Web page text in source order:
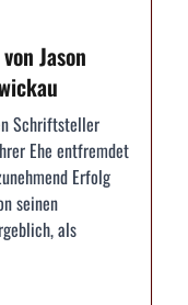
Jason
Schriftsteller
Ehe entfremdet
Erfolg
seinen
als